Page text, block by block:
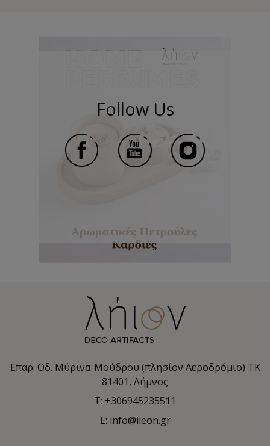
Follow Us
Επαρ. Οδ. Μύρινα-Μούδρου (πλησίον Αεροδρόμιο) TK
81401, Λήμνος
T: +306945235511
E: info@lieon.gr